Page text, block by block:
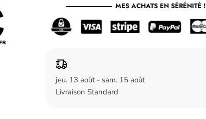
MES ACHATS EN SÉRÉNITÉ !
jeu. 13 août - sam. 15 août
Livraison Standard